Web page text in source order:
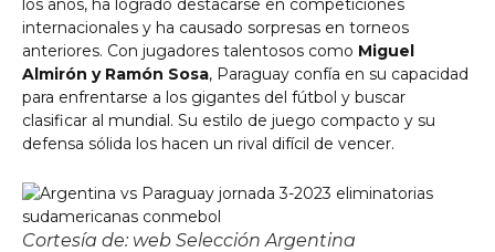
los años, ha logrado destacarse en competiciones
internacionales y ha causado sorpresas en torneos
anteriores. Con jugadores talentosos como Miguel
Almirón y Ramón Sosa, Paraguay confía en su capacidad
para enfrentarse a los gigantes del fútbol y buscar
clasificar al mundial. Su estilo de juego compacto y su
defensa sólida los hacen un rival difícil de vencer.
Cortesía de: web Selección Argentina